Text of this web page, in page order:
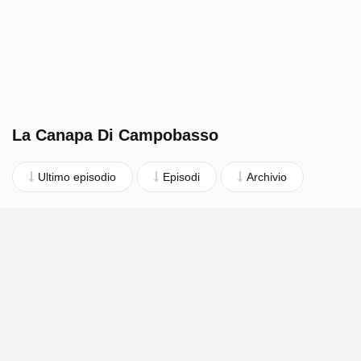
La Canapa Di Campobasso
Ultimo episodio Episodi Archivio